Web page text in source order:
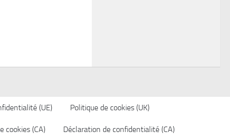
(UE) Politique de cookies (UK)
cookies (CA) Déclaration de confidentialité (CA)